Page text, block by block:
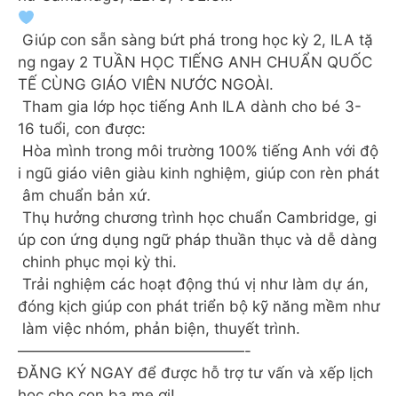
Giúp con sẵn sàng bứt phá trong học kỳ 2, ILA tặ
ng ngay 2 TUẦN HỌC TIẾNG ANH CHUẨN QUỐC
TẾ CÙNG GIÁO VIÊN NƯỚC NGOÀI.
️ Tham gia lớp học tiếng Anh ILA dành cho bé 3-
16 tuổi, con được:
Hòa mình trong môi trường 100% tiếng Anh với độ
i ngũ giáo viên giàu kinh nghiệm, giúp con rèn phát
âm chuẩn bản xứ.
Thụ hưởng chương trình học chuẩn Cambridge, gi
úp con ứng dụng ngữ pháp thuần thục và dễ dàng
chinh phục mọi kỳ thi.
Trải nghiệm các hoạt động thú vị như làm dự án,
đóng kịch giúp con phát triển bộ kỹ năng mềm như
làm việc nhóm, phản biện, thuyết trình.
———————————————-
ĐĂNG KÝ NGAY để được hỗ trợ tư vấn và xếp lịch